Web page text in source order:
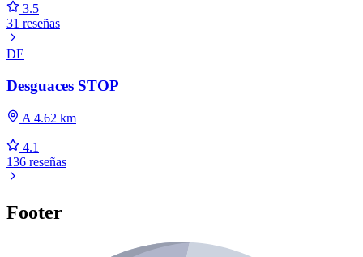
3.5
31 reseñas
DE
Desguaces STOP
A 4.62 km
4.1
136 reseñas
Footer